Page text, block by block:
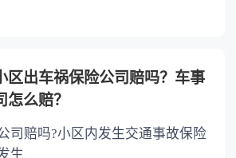
区出车祸保险公司赔吗？车事
么赔？
司赔吗?小区内发生交通事故保险
生